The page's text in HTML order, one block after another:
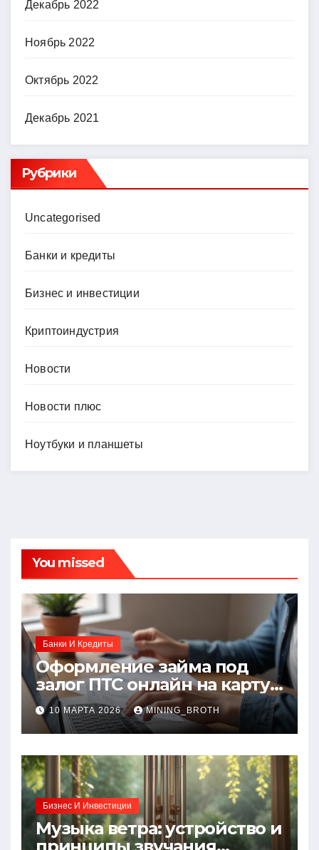
Декабрь 2022
Ноябрь 2022
Октябрь 2022
Декабрь 2021
Рубрики
Uncategorised
Банки и кредиты
Бизнес и инвестиции
Криптоиндустрия
Новости
Новости плюс
Ноутбуки и планшеты
You missed
Банки И Кредиты
Оформление займа под
залог ПТС онлайн на карту
без визита в офис: порядок,
требования и документы
10 МАРТА 2026 MINING_BROTH
Бизнес И Инвестиции
Музыка ветра: устройство и